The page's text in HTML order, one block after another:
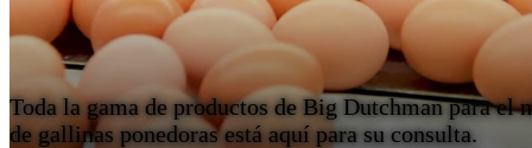
Toda la gama de productos de Big Dutchman para el
de gallinas ponedoras está aquí para su consulta.